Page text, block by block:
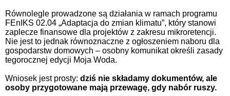
Równolegle prowadzone są działania w ramach programu
FEnIKS 02.04 „Adaptacja do zmian klimatu”, który stanowi
zaplecze finansowe dla projektów z zakresu mikroretencji.
Nie jest to jednak równoznaczne z ogłoszeniem naboru dla
gospodarstw domowych – osobny komunikat określi zasady
tegorocznej edycji Moja Woda.
Wniosek jest prosty: dziś nie składamy dokumentów, ale
osoby przygotowane mają przewagę, gdy nabór ruszy.